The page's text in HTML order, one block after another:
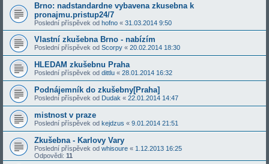
Brno: nadstandardne vybavena zkusebna k
pronajmu.pristup24/7
Poslední příspěvek od hofno « 31.03.2014 9:50
Vlastní zkušebna Brno - nabízím
Poslední příspěvek od Scorpy « 20.02.2014 18:30
HLEDAM zkušebnu Praha
Poslední příspěvek od dittlu « 28.01.2014 16:32
Podnájemník do zkušebny[Praha]
Poslední příspěvek od Dudak « 22.01.2014 14:47
mistnost v praze
Poslední příspěvek od kejdzus « 9.01.2014 21:51
Zkušebna - Karlovy Vary
Poslední příspěvek od whisoure « 1.12.2013 16:25
Odpovědi: 11